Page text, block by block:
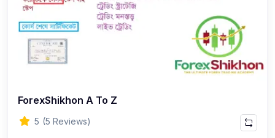
ForexShikhon A To Z
5 (5 Reviews)